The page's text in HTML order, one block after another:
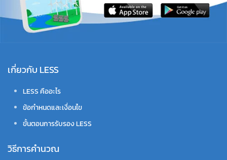
เกี่ยวกับ LESS
LESS คืออะไร
ข้อกำหนดและเงื่อนไข
ขั้นตอนการรับรอง LESS
วิธีการคำนวณ